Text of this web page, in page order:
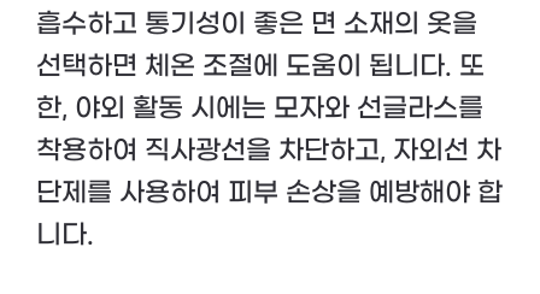
흡수하고 통기성이 좋은 면 소재의 옷을
선택하면 체온 조절에 도움이 됩니다. 또
한, 야외 활동 시에는 모자와 선글라스를
착용하여 직사광선을 차단하고, 자외선 차
단제를 사용하여 피부 손상을 예방해야 합
니다.